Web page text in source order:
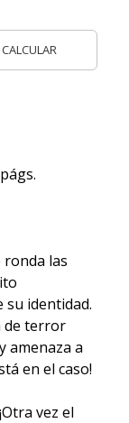
CALCULAR
las
identidad.
de terror
amenaza a
en el caso!
vez el